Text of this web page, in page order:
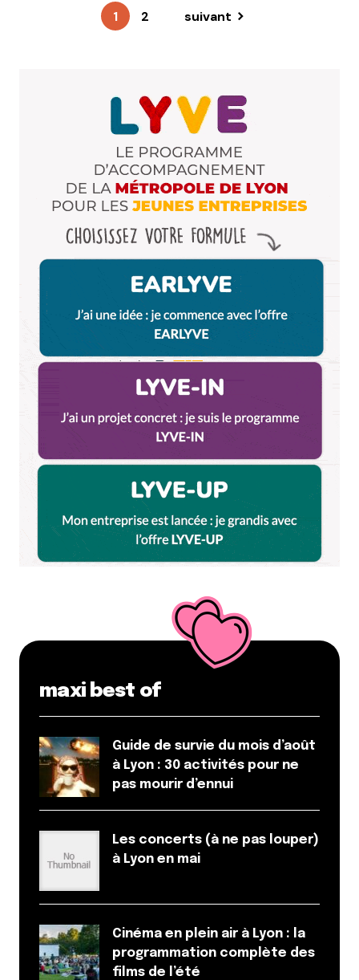
1 2 suivant
maxi best of
Guide de survie du mois d’août
à Lyon : 30 activités pour ne
pas mourir d’ennui
Les concerts (à ne pas louper)
à Lyon en mai
Cinéma en plein air à Lyon : la
programmation complète des
films de l’été